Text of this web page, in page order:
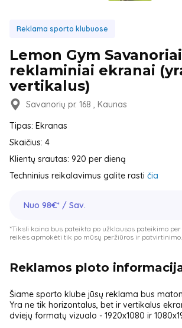
Reklama sporto klubuose
Lemon Gym Savanoriai
reklaminiai ekranai
vertikalus)
Savanorių pr. 168 , Kaunas
Tipas: Ekranas
Skaičius: 4
Klientų srautas: 920 per dieną
Techninius reikalavimus galite rasti čia
Nuo 98€* / Sav.
*Tiksli kaina bus pateikta po užklausos pateikimo
reikės apmokėti tik po mūsų peržiūros ir patvirtinimo.
Reklamos ploto
Šiame sporto klube jūsų reklama bus
Yra ne tik horizontalus, bet ir vertikalus
dviejų formatų vizualo - 1920x1080 ir